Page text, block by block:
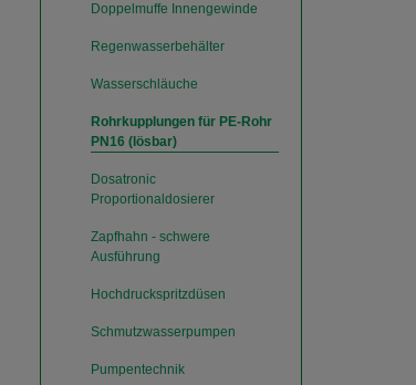
Doppelmuffe Innengewinde
Regenwasserbehälter
Wasserschläuche
Rohrkupplungen für PE-Rohr
PN16 (lösbar)
Dosatronic
Proportionaldosierer
Zapfhahn - schwere
Ausführung
Hochdruckspritzdüsen
Schmutzwasserpumpen
Pumpentechnik